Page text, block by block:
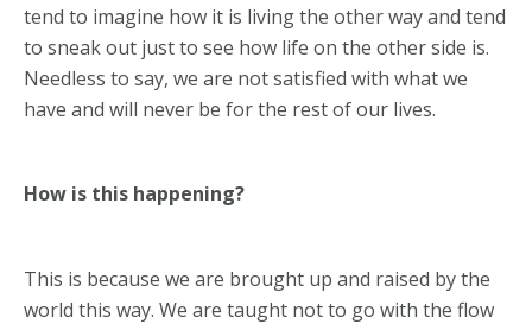
tend to imagine how it is living the other way and tend
to sneak out just to see how life on the other side is.
Needless to say, we are not satisfied with what we
have and will never be for the rest of our lives.
How is this happening?
This is because we are brought up and raised by the
world this way. We are taught not to go with the flow